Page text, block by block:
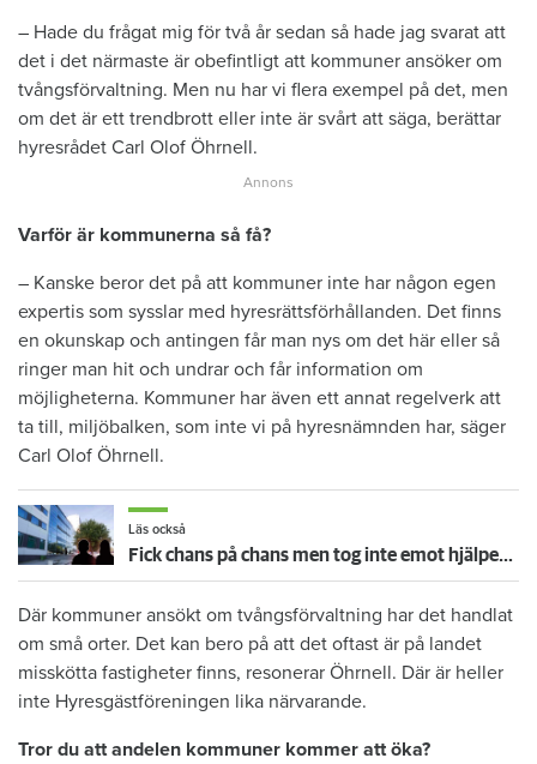
– Hade du frågat mig för två år sedan så hade jag svarat att
det i det närmaste är obefintligt att kommuner ansöker om
tvångsförvaltning. Men nu har vi flera exempel på det, men
om det är ett trendbrott eller inte är svårt att säga, berättar
hyresrådet Carl Olof Öhrnell.
Varför är kommunerna så få?
– Kanske beror det på att kommuner inte har någon egen
expertis som sysslar med hyresrättsförhållanden. Det finns
en okunskap och antingen får man nys om det här eller så
ringer man hit och undrar och får information om
möjligheterna. Kommuner har även ett annat regelverk att
ta till, miljöbalken, som inte vi på hyresnämnden har, säger
Carl Olof Öhrnell.
Läs också
Fick chans på chans men tog inte emot hjälpen – nu vräks paret: ”Tragiskt"
Där kommuner ansökt om tvångsförvaltning har det handlat
om små orter. Det kan bero på att det oftast är på landet
misskötta fastigheter finns, resonerar Öhrnell. Där är heller
inte Hyresgästföreningen lika närvarande.
Tror du att andelen kommuner kommer att öka?